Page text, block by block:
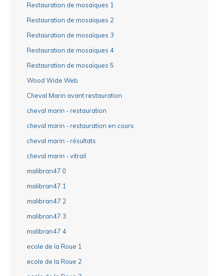
Restauration de mosaïques 1
Restauration de mosaïques 2
Restauration de mosaïques 3
Restauration de mosaïques 4
Restauration de mosaïques 5
Wood Wide Web
Cheval Marin avant restauration
cheval marin - restauration
cheval marin - restauration en cours
cheval marin - résultats
cheval marin - vitrail
malibran47 0
malibran47 1
malibran47 2
malibran47 3
malibran47 4
ecole de la Roue 1
ecole de la Roue 2